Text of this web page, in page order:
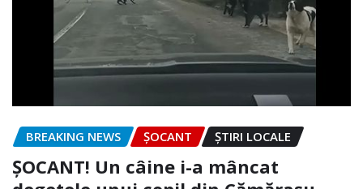
BREAKING NEWS ȘOCANT ȘTIRI LOCALE
ȘOCANT! Un câine i-a mâncat